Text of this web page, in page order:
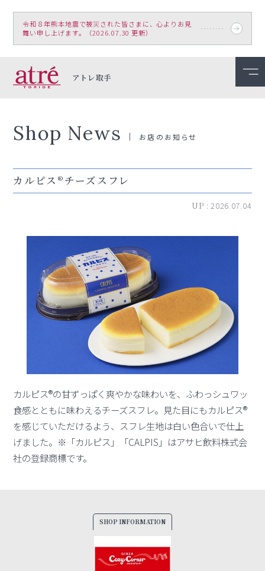
令和８年熊本地震で被災された皆さまに、心よりお見
舞い申し上げます。（2026.07.30 更新）
アトレ取手
Shop News お店のお知らせ
カルピス®チーズスフレ
UP : 2026.07.04
カルピス®の甘ずっぱく爽やかな味わいを、ふわっシュワッ
食感とともに味わえるチーズスフレ。見た目にもカルピス®
を感じていただけるよう、スフレ生地は白い色合いで仕上
げました。※「カルピス」「CALPIS」はアサヒ飲料株式会
社の登録商標です。
SHOP INFORMATION